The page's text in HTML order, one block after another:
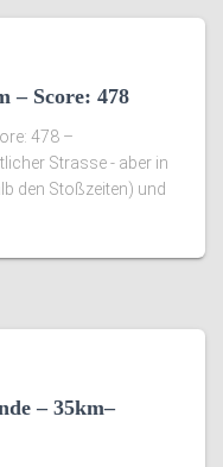
– Score: 478
478 –
Strasse - aber in
den Stoßzeiten) und
– 35km–